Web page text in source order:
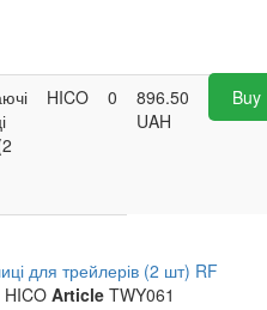
HICO 0
896.50
UAH
Buy
для трейлерів (2 шт) RF
HICO Article TWY061